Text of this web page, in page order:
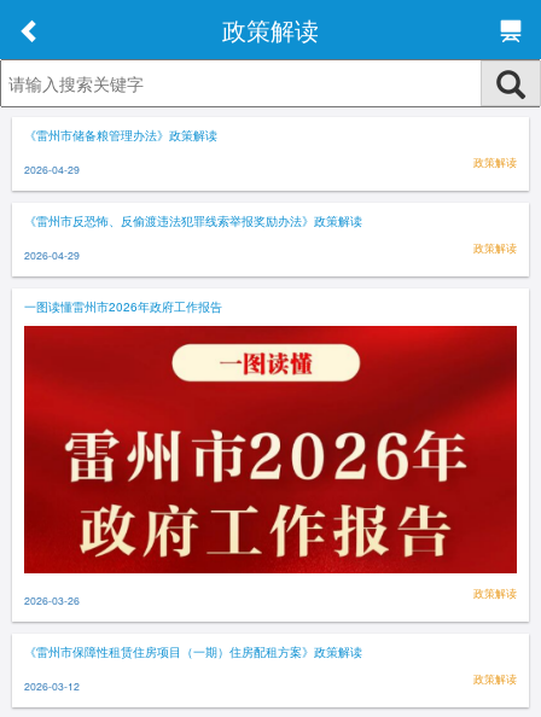
政策解读
《雷州市储备粮管理办法》政策解读
2026-04-29 政策解读
《雷州市反恐怖、反偷渡违法犯罪线索举报奖励办法》政策解读
2026-04-29 政策解读
一图读懂雷州市2026年政府工作报告
2026-03-26 政策解读
《雷州市保障性租赁住房项目（一期）住房配租方案》政策解读
2026-03-12 政策解读